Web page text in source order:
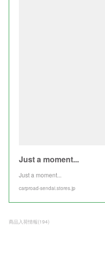
Just a moment...
Just a moment...
carproad-sendai.stores.jp
商品入荷情報(194)